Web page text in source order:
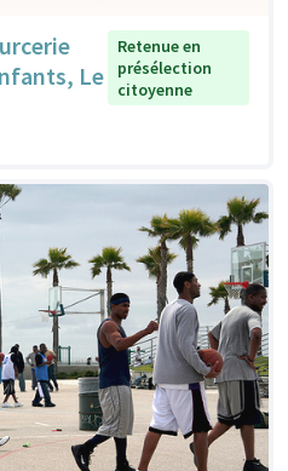
Le
Retenue en
présélection
citoyenne